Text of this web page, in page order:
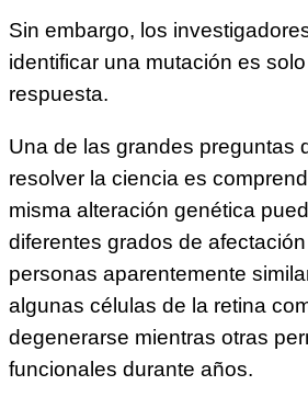
Sin embargo, los
identificar una mutación es
respuesta.
Una de las grandes preguntas
resolver la ciencia es
misma alteración genética
diferentes grados de
personas aparentemente
algunas células de la retina
degenerarse mientras otras
funcionales durante años.